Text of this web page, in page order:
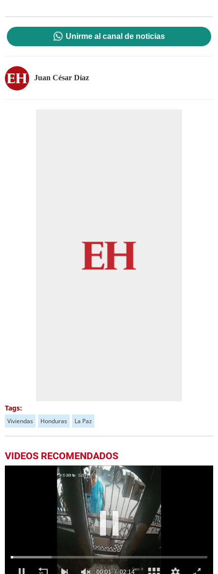
Unirme al canal de noticias
Juan César Díaz
Tags:
Viviendas Honduras La Paz
VIDEOS RECOMENDADOS